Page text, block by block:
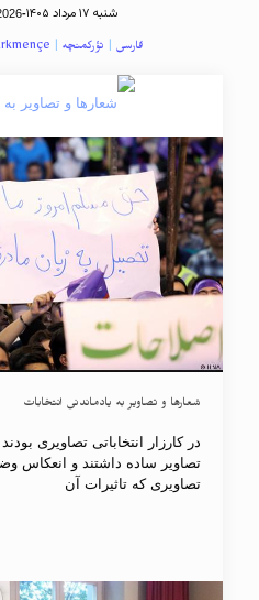
- شنبه ۱۷ مرداد ۱۴۰۵
فارسی | تؤرکمنچه |
شعارها و تصاویر به یادماندنی انتخابات
در کارزار انتخاباتی تصاویری
تصاویر ساده داشتند و انعکاس
تصاویری که تاثیرات آن